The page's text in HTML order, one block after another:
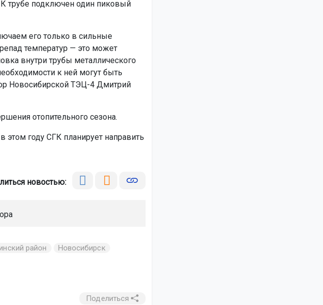
трубе подключен один пиковый
его только в сильные
температур — это может
внутри трубы металлического
к ней могут быть
Новосибирской ТЭЦ-4 Дмитрий
отопительного сезона.
году СГК планирует направить
новостью:
район
Новосибирск
Поделиться